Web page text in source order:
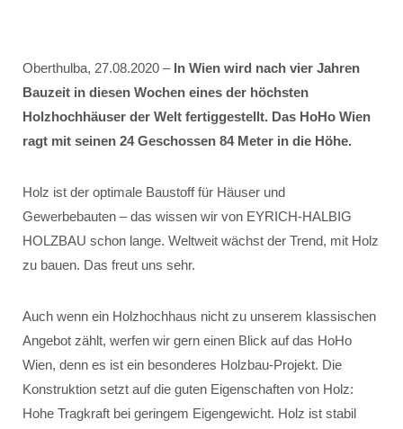
Oberthulba, 27.08.2020 – In Wien wird nach vier Jahren
Bauzeit in diesen Wochen eines der höchsten
Holzhochhäuser der Welt fertiggestellt. Das HoHo Wien
ragt mit seinen 24 Geschossen 84 Meter in die Höhe.
Holz ist der optimale Baustoff für Häuser und
Gewerbebauten – das wissen wir von EYRICH-HALBIG
HOLZBAU schon lange. Weltweit wächst der Trend, mit Holz
zu bauen. Das freut uns sehr.
Auch wenn ein Holzhochhaus nicht zu unserem klassischen
Angebot zählt, werfen wir gern einen Blick auf das HoHo
Wien, denn es ist ein besonderes Holzbau-Projekt. Die
Konstruktion setzt auf die guten Eigenschaften von Holz:
Hohe Tragkraft bei geringem Eigengewicht. Holz ist stabil